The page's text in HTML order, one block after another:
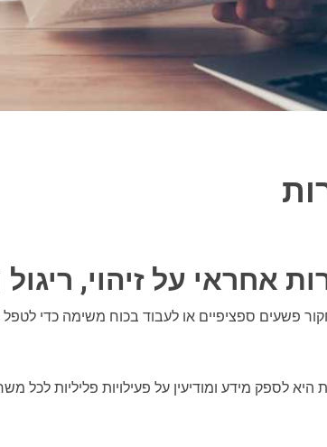
אחראי על זיהוי,
פשעים ספציפיים או לעבוד בכוח משימה כדי לטפל
לספק מידע ומודיעין על פעילויות פליליות לכל